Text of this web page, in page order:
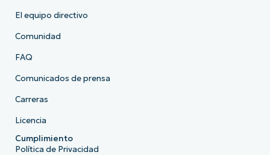
El equipo directivo
Comunidad
FAQ
Comunicados de prensa
Carreras
Licencia
Cumplimiento
Política de Privacidad